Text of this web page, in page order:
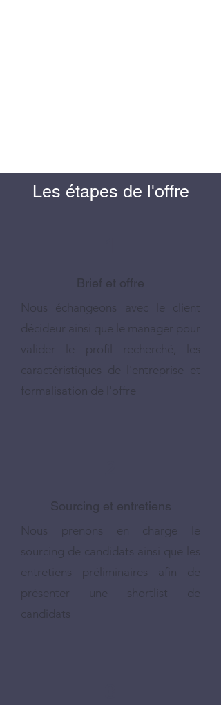
Les étapes de l'offre
Brief et offre
Nous échangeons avec le client
décideur ainsi que le manager pour
valider le profil recherché, les
caractéristiques de l'entreprise et
formalisation de l'offre
Sourcing et entretiens
Nous prenons en charge le
sourcing de candidats ainsi que les
entretiens préliminaires afin de
présenter une shortlist de
candidats